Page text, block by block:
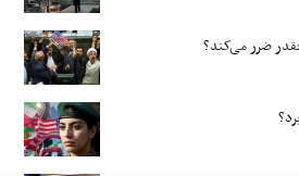
ضرر می‌کند؟